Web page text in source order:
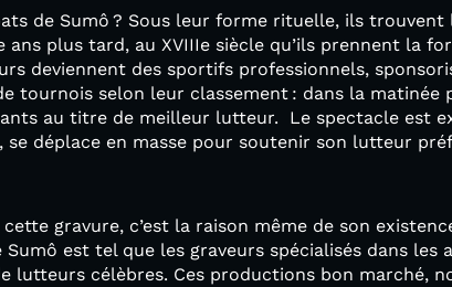
de Sumô ? Sous leur forme rituelle, ils trouvent
ans plus tard, au XVIIIe siècle qu’ils prennent la
deviennent des sportifs professionnels,
tournois selon leur classement : dans la matinée
au titre de meilleur lutteur. Le spectacle est
se déplace en masse pour soutenir son lutteur
gravure, c’est la raison même de son
est tel que les graveurs spécialisés dans les
lutteurs célèbres. Ces productions bon marché,